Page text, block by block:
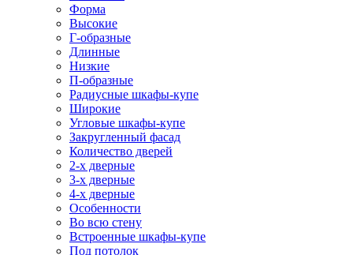
Форма
Высокие
Г-образные
Длинные
Низкие
П-образные
Радиусные шкафы-купе
Широкие
Угловые шкафы-купе
Закругленный фасад
Количество дверей
2-х дверные
3-х дверные
4-х дверные
Особенности
Во всю стену
Встроенные шкафы-купе
Под потолок